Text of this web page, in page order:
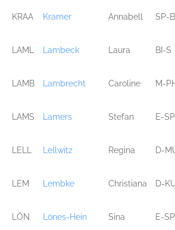
KRAA Kramer Annabell SP-BI
LAML Lambeck Laura BI-S
LAMB Lambrecht Caroline M-
LAMS Lamers Stefan E-SP
LELL Lellwitz Regina D-
LEM Lembke Christiana D-
LÖN Lönes-Hein Sina E-SP